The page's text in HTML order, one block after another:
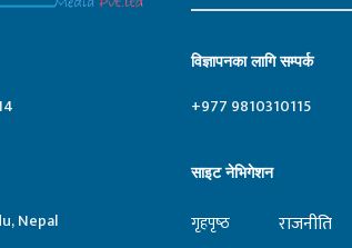
Nepal
विज्ञापनका लागि सम्पर्क
+977 9810310115
साइट नेभिगेशन
गृहपृष्‍ठ
राजनीति